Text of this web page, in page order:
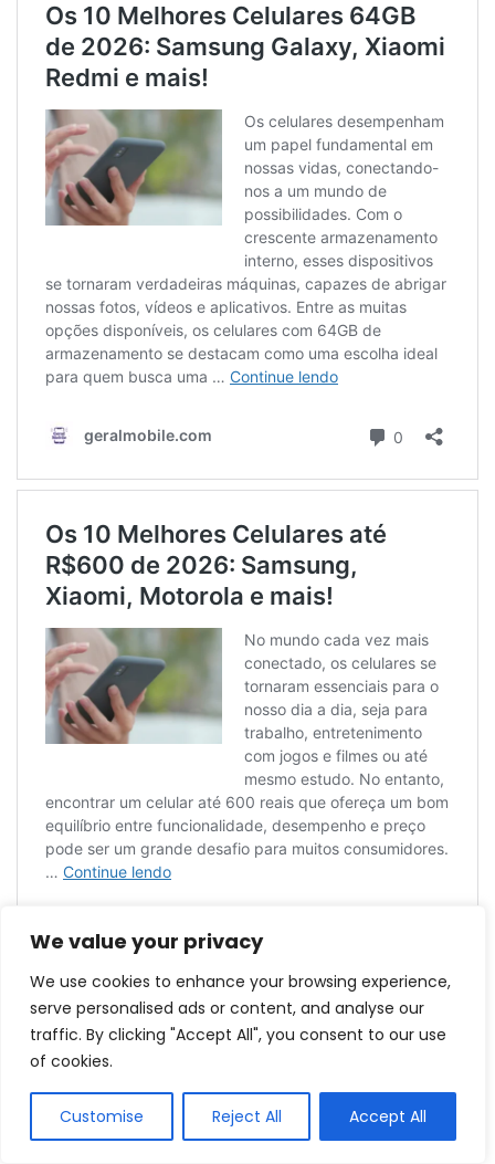
We value your privacy
We use cookies to enhance your browsing experience,
serve personalised ads or content, and analyse our
traffic. By clicking "Accept All", you consent to our use
of cookies.
Customise Reject All Accept All